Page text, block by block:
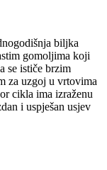
biljka
gomoljima koji
se ističe brzim
za uzgoj u vrtovima
cikla ima izraženu
i uspješan usjev